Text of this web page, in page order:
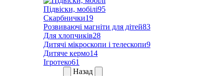
Підвіски, мобілі95
Скарбнички19
Розвиваючі магніти для дітей83
Для хлопчиків28
Дитячі мікроскопи і телескопи9
Дитяче кермо14
Ігротеко61
Назад